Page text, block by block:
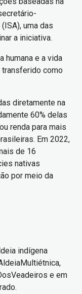
uma das
a iniciativa.
humana e a vida
transferido como
diretamente na
60% delas
renda para mais
Em 2022,
de 16
nativas
por meio da
indígena
e em